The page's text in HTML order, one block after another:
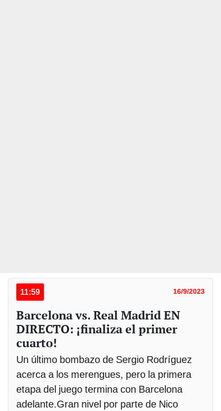
11:59 16/9/2023
Barcelona vs. Real Madrid EN
DIRECTO: ¡finaliza el primer
cuarto!
Un último bombazo de Sergio Rodríguez
acerca a los merengues, pero la primera
etapa del juego termina con Barcelona
adelante.Gran nivel por parte de Nico